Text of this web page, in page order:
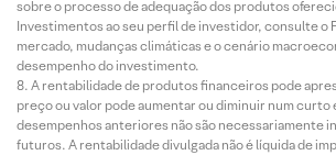
sobre o processo de adequação dos produtos
Investimentos ao seu perfil de investidor, consulte o
mercado, mudanças climáticas e o cenário
desempenho do investimento.
A rentabilidade de produtos financeiros pode
preço ou valor pode aumentar ou diminuir num curto
desempenhos anteriores não são necessariamente
futuros. A rentabilidade divulgada não é líquida de